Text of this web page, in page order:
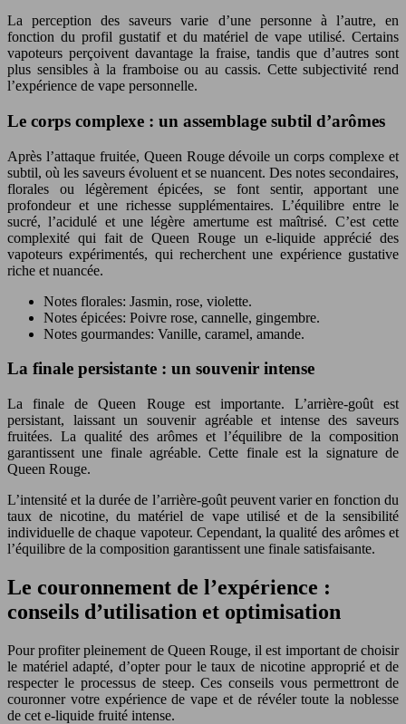
La perception des saveurs varie d’une personne à l’autre, en
fonction du profil gustatif et du matériel de vape utilisé. Certains
vapoteurs perçoivent davantage la fraise, tandis que d’autres sont
plus sensibles à la framboise ou au cassis. Cette subjectivité rend
l’expérience de vape personnelle.
Le corps complexe : un assemblage subtil d’arômes
Après l’attaque fruitée, Queen Rouge dévoile un corps complexe et
subtil, où les saveurs évoluent et se nuancent. Des notes secondaires,
florales ou légèrement épicées, se font sentir, apportant une
profondeur et une richesse supplémentaires. L’équilibre entre le
sucré, l’acidulé et une légère amertume est maîtrisé. C’est cette
complexité qui fait de Queen Rouge un e-liquide apprécié des
vapoteurs expérimentés, qui recherchent une expérience gustative
riche et nuancée.
Notes florales: Jasmin, rose, violette.
Notes épicées: Poivre rose, cannelle, gingembre.
Notes gourmandes: Vanille, caramel, amande.
La finale persistante : un souvenir intense
La finale de Queen Rouge est importante. L’arrière-goût est
persistant, laissant un souvenir agréable et intense des saveurs
fruitées. La qualité des arômes et l’équilibre de la composition
garantissent une finale agréable. Cette finale est la signature de
Queen Rouge.
L’intensité et la durée de l’arrière-goût peuvent varier en fonction du
taux de nicotine, du matériel de vape utilisé et de la sensibilité
individuelle de chaque vapoteur. Cependant, la qualité des arômes et
l’équilibre de la composition garantissent une finale satisfaisante.
Le couronnement de l’expérience :
conseils d’utilisation et optimisation
Pour profiter pleinement de Queen Rouge, il est important de choisir
le matériel adapté, d’opter pour le taux de nicotine approprié et de
respecter le processus de steep. Ces conseils vous permettront de
couronner votre expérience de vape et de révéler toute la noblesse
de cet e-liquide fruité intense.